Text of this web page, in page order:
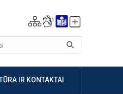
IR KONTAKTAI